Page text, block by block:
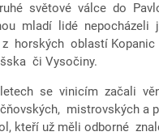
světové válce do
mladí lidé nepocházeli
horských oblastí
či Vysočiny.
se vinicím začali
mistrovských a
kteří už měli odborné